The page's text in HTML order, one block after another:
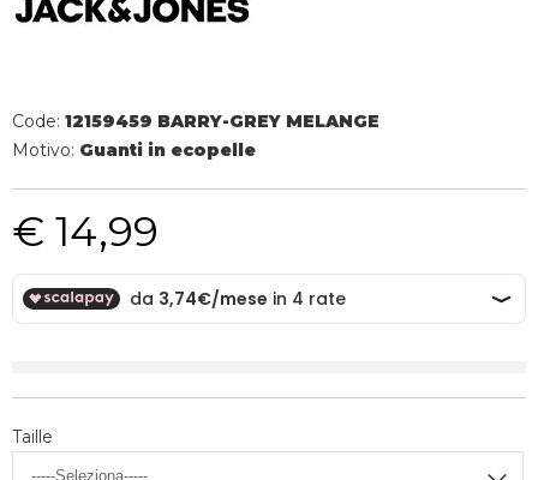
Code: 12159459 BARRY-GREY MELANGE
Motivo: Guanti in ecopelle
€ 14,99
Taille